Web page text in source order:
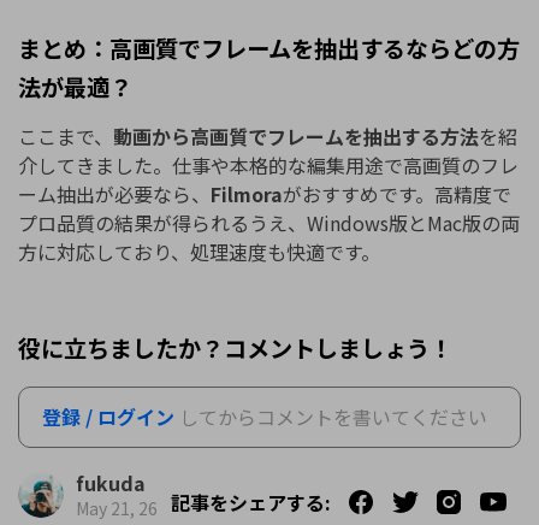
まとめ：高画質でフレームを抽出するならどの方
法が最適？
ここまで、 動画から高画質でフレームを抽出する方法を紹
介してきました。仕事や本格的な編集用途で高画質のフレ
ーム抽出が必要なら、 Filmoraがおすすめです。高精度で
プロ品質の結果が得られるうえ、Windows版とMac版の両
方に対応しており、処理速度も快適です。
役に立ちましたか？コメントしましょう！
登録 / ログイン してからコメントを書いてください
fukuda
May 21, 26 記事をシェアする: